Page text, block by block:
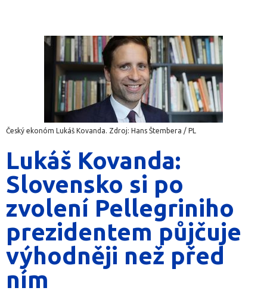
Český ekonóm Lukáš Kovanda. Zdroj: Hans Štembera / PL
Lukáš Kovanda:
Slovensko si po
zvolení Pellegriniho
prezidentem půjčuje
výhodněji než před
ním